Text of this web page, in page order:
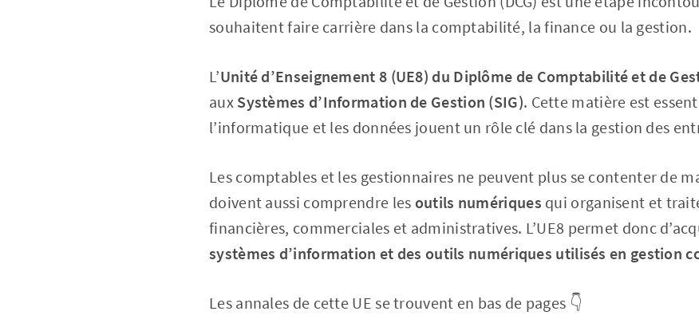
souhaitent faire carrière dans la comptabilité, la finance ou la gestion.
L’Unité d’Enseignement 8 (UE8) du Diplôme de Comptabilité et de
aux Systèmes d’Information de Gestion (SIG). Cette matière est
l’informatique et les données jouent un rôle clé dans la gestion des
Les comptables et les gestionnaires ne peuvent plus se contenter de
doivent aussi comprendre les outils numériques qui organisent et
financières, commerciales et administratives. L’UE8 permet donc
systèmes d’information et des outils numériques utilisés en gestion
Les annales de cette UE se trouvent en bas de pages 👇